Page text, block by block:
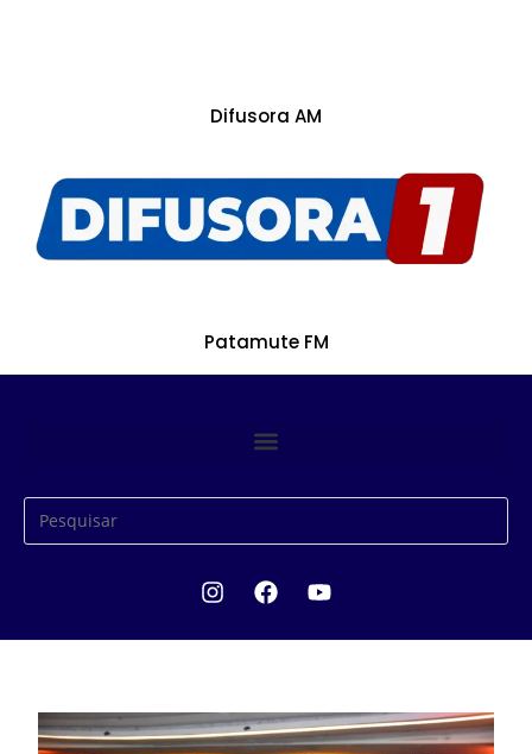
Difusora AM
Patamute FM